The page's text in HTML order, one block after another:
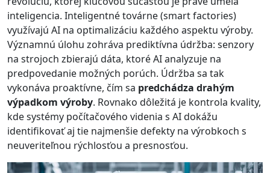
inteligencia. Inteligentné továrne (smart factories)
využívajú AI na optimalizáciu každého aspektu výroby.
Významnú úlohu zohráva prediktívna údržba: senzory
na strojoch zbierajú dáta, ktoré AI analyzuje na
predpovedanie možných porúch. Údržba sa tak
vykonáva proaktívne, čím sa predchádza drahým
výpadkom výroby. Rovnako dôležitá je kontrola kvality,
kde systémy počítačového videnia s AI dokážu
identifikovať aj tie najmenšie defekty na výrobkoch s
neuveriteľnou rýchlosťou a presnosťou.